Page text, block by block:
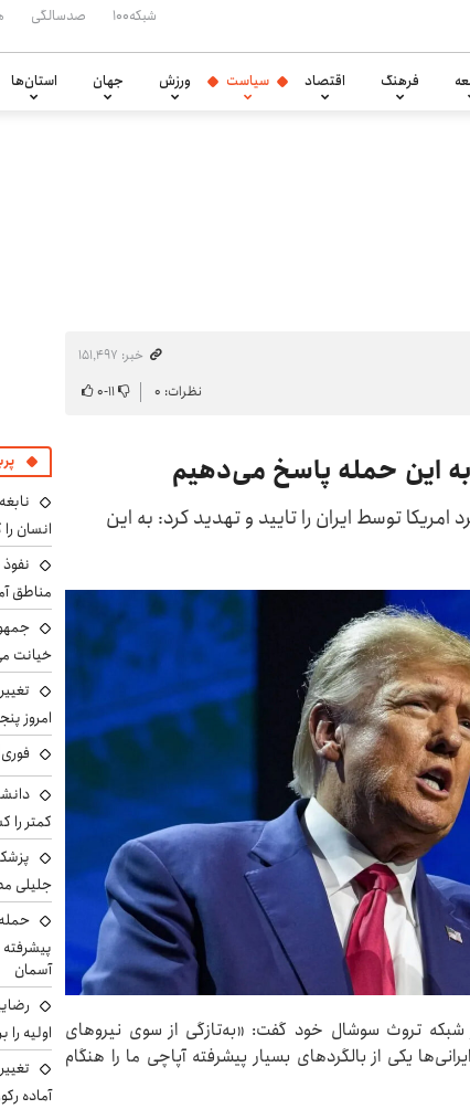
شبکه۱۰۰ صدسالگی
فرهنگ اقتصاد سیاست ورزش جهان استان‌ها
خبر: ۱۵۱٬۴۹۷
نظرات: ۰ ۱۱-۰
این حمله پاسخ می‌دهیم
توسط ایران را تایید و تهدید کرد: به این
تروث سوشال خود گفت: «به‌تازگی از سوی نیروهای
یکی از بالگردهای بسیار پیشرفته آپاچی ما را هنگام
انسان
مناطق
خیانت
امروز پنجشنبه ۱۵
کمتر را
جلیلی
حمله
آسمان
اولیه
آماده